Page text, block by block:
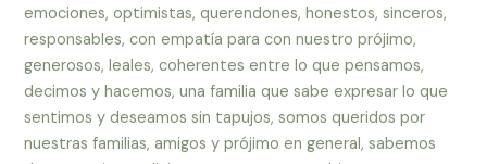
emociones, optimistas, querendones, honestos, sinceros,
responsables, con empatía para con nuestro prójimo,
generosos, leales, coherentes entre lo que pensamos,
decimos y hacemos, una familia que sabe expresar lo que
sentimos y deseamos sin tapujos, somos queridos por
nuestras familias, amigos y prójimo en general, sabemos